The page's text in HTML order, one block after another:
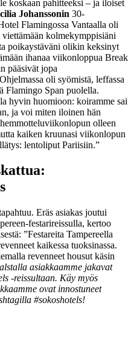
koskaan pahitteeksi – ja iloiset
Johanssonin 30-
Flamingossa Vantaalla oli
kolmekymppisiäni
poikaystäväni olikin keksinyt
ihanaa viikonloppua Break
pääsivät jopa
oli syömistä, leffassa
Flamingo Span puolella.
hyvin huomioon: koiramme sai
ja voi miten iloinen hän
olleen
kaiken kruunasi viikonlopun
lentoliput Pariisiin.”
Eräs asiakas joutui
festarireissulla, kertoo
”Festareita Tampereella
kaikessa tuoksinassa.
revenneet housut käsin
asiakkaamme jakavat
-reissultaan. Käy myös
ovat innostuneet
#sokoshotels!